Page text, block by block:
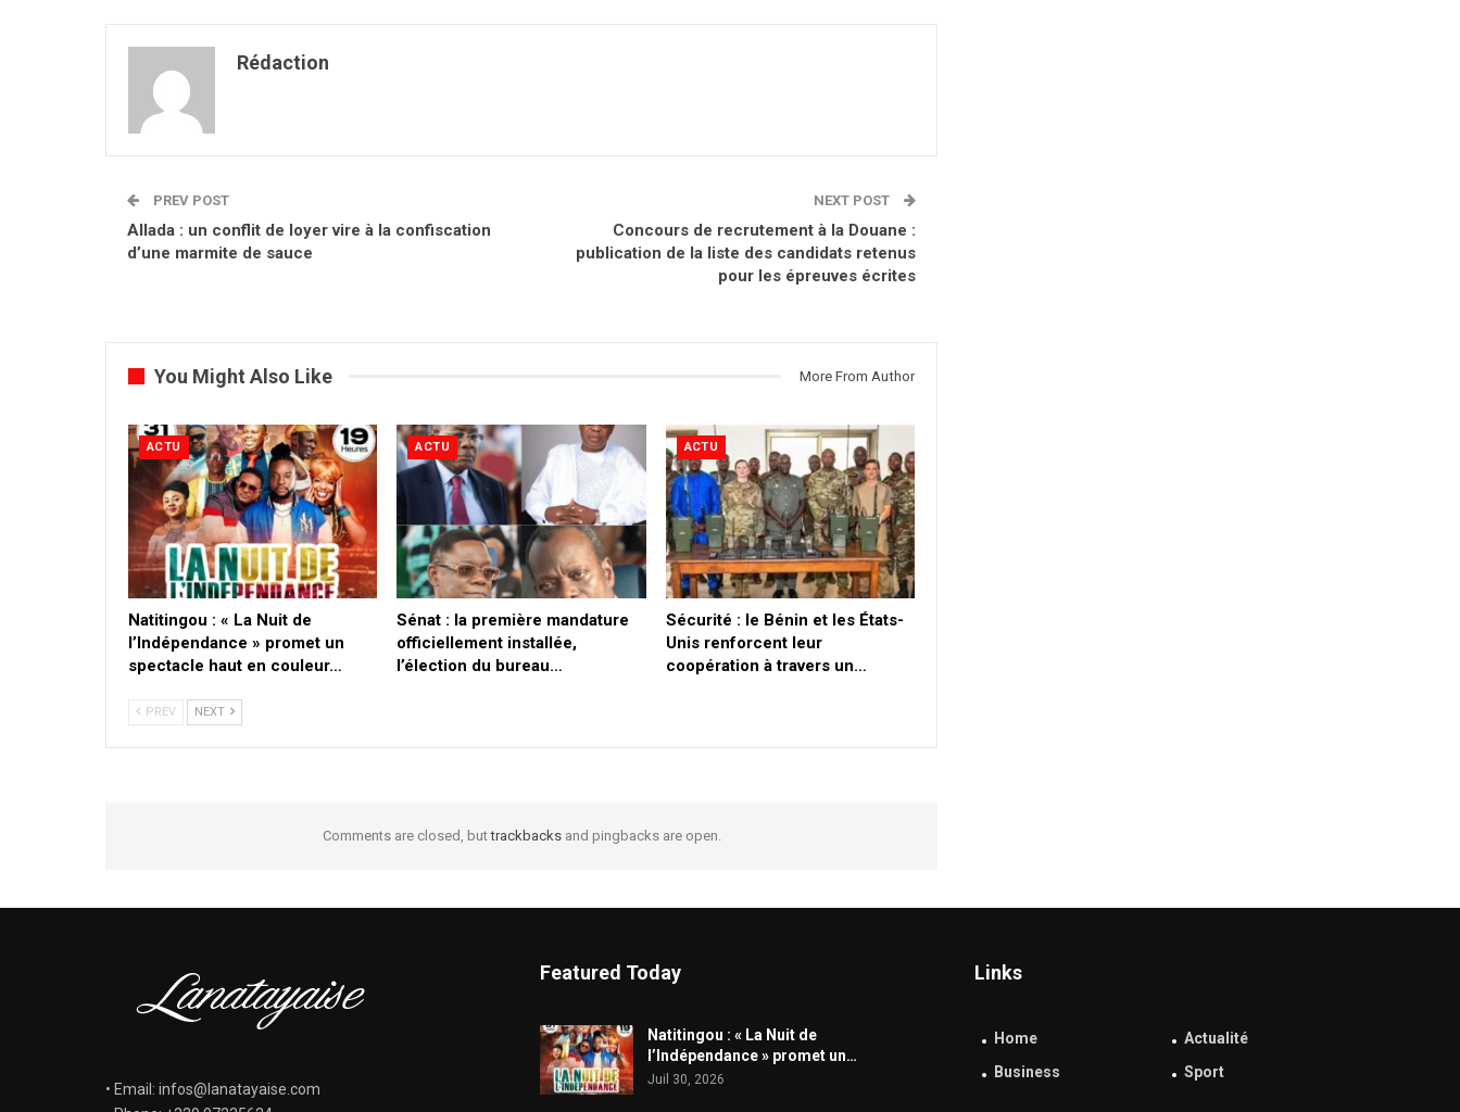
Rédaction
PREV POST
Allada : un conflit de loyer vire à la confiscation
d’une marmite de sauce
NEXT POST
Concours de recrutement à la Douane :
publication de la liste des candidats retenus
pour les épreuves écrites
You Might Also Like More From Author
ACTU
​Natitingou : « La Nuit de
l’Indépendance » promet un
spectacle haut en couleur…
ACTU
Sénat : la première mandature
officiellement installée,
l’élection du bureau…
ACTU
Sécurité : le Bénin et les États-
Unis renforcent leur
coopération à travers un…
PREV NEXT
Comments are closed, buttrackbacksand pingbacks are open.
• Email: infos@lanatayaise.com
Featured Today
​Natitingou : « La Nuit de
l’Indépendance » promet un…
Juil 30, 2026
Links
Home
Actualité
Business
Sport